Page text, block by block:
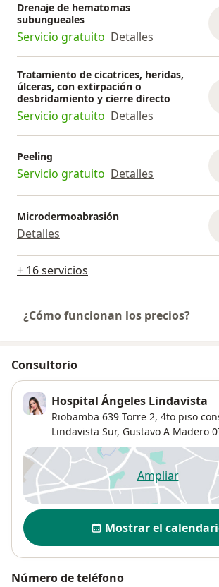
Drenaje de hematomas
subungueales
Servicio gratuito Detalles
Tratamiento de cicatrices, heridas,
úlceras, con extirpación o
desbridamiento y cierre directo
Servicio gratuito Detalles
Peeling
Servicio gratuito Detalles
Microdermoabrasión
Detalles
+ 16 servicios
¿Cómo funcionan los precios?
Consultorio
Hospital Ángeles Lindavista
Riobamba 639 Torre 2, 4to piso
Lindavista Sur, Gustavo A Madero
Ampliarse abre en
Disponibilidad
Mostrar el
Número de teléfono